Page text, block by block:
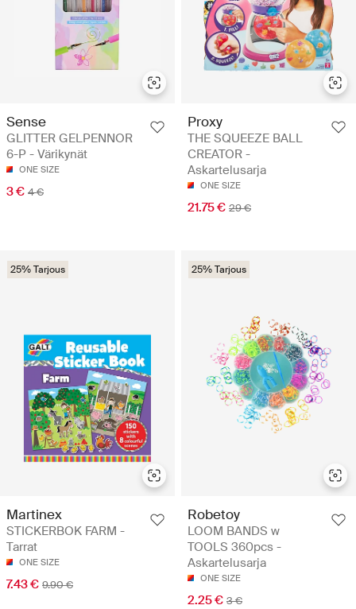
Sense
GLITTER GELPENNOR
6-P - Värikynät
ONE SIZE
3 € 4 €
Proxy
THE SQUEEZE BALL
CREATOR -
Askartelusarja
ONE SIZE
21.75 € 29 €
25% Tarjous
Martinex
STICKERBOK FARM -
Tarrat
ONE SIZE
7.43 € 9.90 €
25% Tarjous
Robetoy
LOOM BANDS w
TOOLS 360pcs -
Askartelusarja
ONE SIZE
2.25 € 3 €